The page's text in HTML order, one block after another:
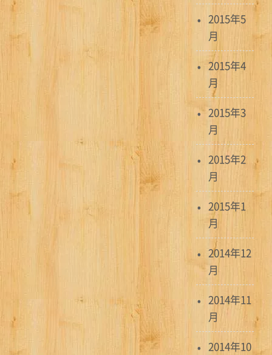
2015年5
月
2015年4
月
2015年3
月
2015年2
月
2015年1
月
2014年12
月
2014年11
月
2014年10